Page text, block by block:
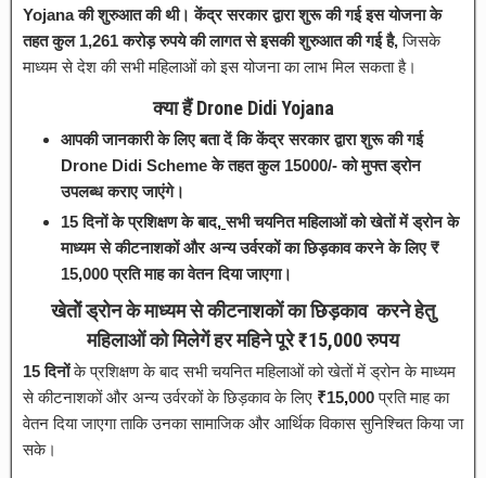
Yojana की शुरुआत की थी। केंद्र सरकार द्वारा शुरू की गई इस योजना के
तहत कुल 1,261 करोड़ रुपये की लागत से इसकी शुरुआत की गई है,जिसके
माध्यम से देश की सभी महिलाओं को इस योजना का लाभ मिल सकता है।
क्या हैं Drone Didi Yojana
आपकी जानकारी के लिए बता दें कि केंद्र सरकार द्वारा शुरू की गई
Drone Didi Scheme के तहत कुल 15000/- को मुफ्त ड्रोन
उपलब्ध कराए जाएंगे।
15 दिनों के प्रशिक्षण के बाद,सभी चयनित महिलाओं को खेतों में ड्रोन के
माध्यम से कीटनाशकों और अन्य उर्वरकों का छिड़काव करने के लिए ₹
15,000 प्रति माह का वेतन दिया जाएगा।
खेतोें ड्रोन के माध्यम से कीटनाशकों का छिड़काव करने हेतु
महिलाओं को मिलेगें हर महिने पूरे ₹15,000 रुपय
15 दिनोंके प्रशिक्षण के बाद सभी चयनित महिलाओं को खेतों में ड्रोन के माध्यम
से कीटनाशकों और अन्य उर्वरकों के छिड़काव के लिए ₹15,000प्रति माह का
वेतन दिया जाएगा ताकि उनका सामाजिक और आर्थिक विकास सुनिश्चित किया जा
सके।